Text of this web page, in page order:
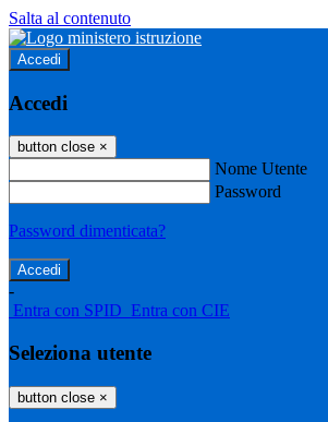
Salta al contenuto
Accedi
Accedi
button close ×
Nome Utente
Password
Password dimenticata?
-
Entra con SPID Entra con CIE
Seleziona utente
button close ×